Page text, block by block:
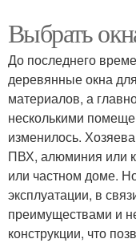
Выбрать
До последнего
деревянные окна
материалов, а
несколькими
изменилось.
ПВХ, алюминия или
или частном доме.
эксплуатации, в
преимуществами и
конструкции, что